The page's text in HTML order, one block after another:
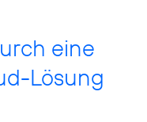
eine
Lösung